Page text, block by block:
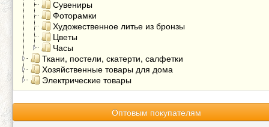
Сувениры
Фоторамки
Художественное литье из бронзы
Цветы
Часы
Ткани, постели, скатерти, салфетки
Хозяйственные товары для дома
Электрические товары
Оптовым покупателям